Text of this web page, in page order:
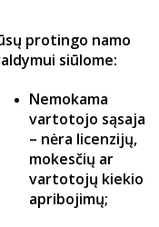
protingo namo
siūlome:
Nemokama
vartotojo sąsaja
– nėra licenzijų,
mokesčių ar
vartotojų kiekio
apribojimų;